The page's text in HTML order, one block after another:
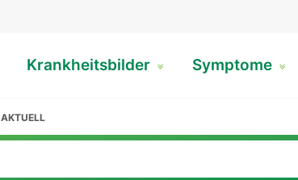
Krankheitsbilder Symptome
AKTUELL